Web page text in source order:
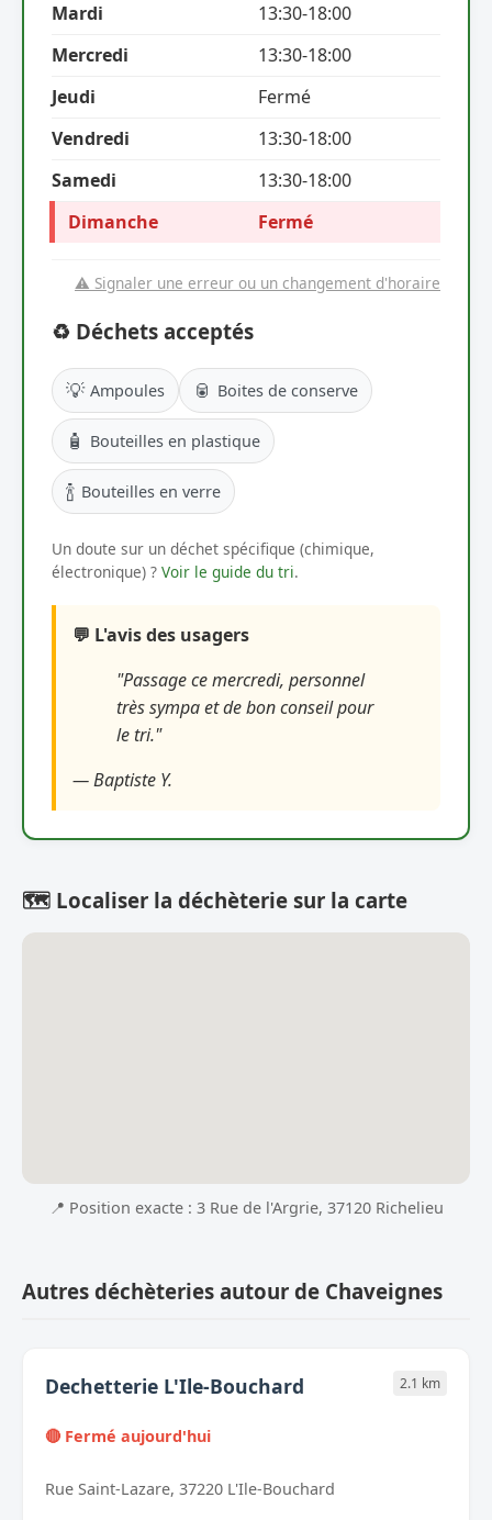
Mardi
13:30-18:00
Mercredi
13:30-18:00
Jeudi
Fermé
Vendredi
13:30-18:00
Samedi
13:30-18:00
Dimanche
Fermé
⚠️ Signaler une erreur ou un changement d'horaire
♻️ Déchets acceptés
💡 Ampoules 🥫 Boites de conserve
🧴 Bouteilles en plastique
🍾 Bouteilles en verre
Un doute sur un déchet spécifique (chimique,
électronique) ? Voir le guide du tri.
💬 L'avis des usagers
"Passage ce mercredi, personnel
très sympa et de bon conseil pour
le tri."
— Baptiste Y.
🗺️ Localiser la déchèterie sur la carte
📍 Position exacte : 3 Rue de l'Argrie, 37120 Richelieu
Autres déchèteries autour de Chaveignes
Dechetterie L'Ile-Bouchard 2.1 km
🔴 Fermé aujourd'hui
Rue Saint-Lazare, 37220 L'Ile-Bouchard